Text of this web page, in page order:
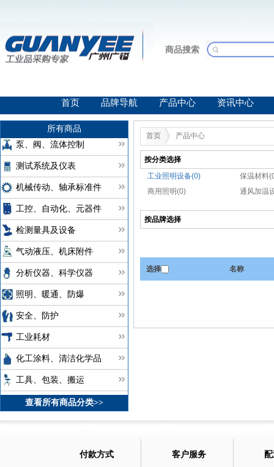
商品搜索
首页 品牌导航 产品中心 资讯中心
所有商品
泵、阀、流体控制
测试系统及仪表
机械传动、轴承标准件
工控、自动化、元器件
检测量具及设备
气动液压、机床附件
分析仪器、科学仪器
照明、暖通、防爆
安全、防护
工业耗材
化工涂料、清洁化学品
工具、包装、搬运
查看所有商品分类>>
首页 产品中心
按分类选择
工业照明设备(0)
保温材料
商用照明(0)
通风加温
按品牌选择
选择 名称
付款方式 客户服务